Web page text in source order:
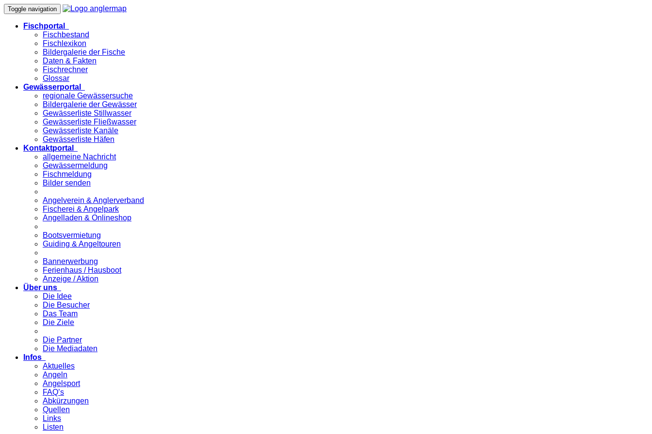
Toggle navigation
Fischportal
Fischbestand
Fischlexikon
Bildergalerie der Fische
Daten & Fakten
Fischrechner
Glossar
Gewässerportal
regionale Gewässersuche
Bildergalerie der Gewässer
Gewässerliste Stillwasser
Gewässerliste Fließwasser
Gewässerliste Kanäle
Gewässerliste Häfen
Kontaktportal
allgemeine Nachricht
Gewässermeldung
Fischmeldung
Bilder senden
Angelverein & Anglerverband
Fischerei & Angelpark
Angelladen & Onlineshop
Bootsvermietung
Guiding & Angeltouren
Bannerwerbung
Ferienhaus / Hausboot
Anzeige / Aktion
Über uns
Die Idee
Die Besucher
Das Team
Die Ziele
Die Partner
Die Mediadaten
Infos
Aktuelles
Angeln
Angelsport
FAQ’s
Abkürzungen
Quellen
Links
Listen